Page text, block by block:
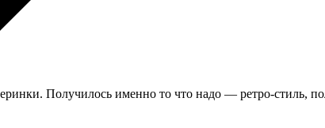
Получилось именно то что надо — ретро-стиль,